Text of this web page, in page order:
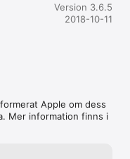
Version 3.6.5
2018-10-11
Apple om dess
Mer information finns i